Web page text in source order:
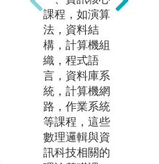
全都深入了
解。當需要橫
跨自己不熟悉
的領域時，需
要自己學習與
摸索，因此資
工系的學生需
要有自我探索
答案的能力。
版權:https://ww
課程，如演算
法，資料結
構，計算機組
織，程式語
言，資料庫系
統，計算機網
路，作業系統
等課程，這些
數理邏輯與資
訊科技相關的